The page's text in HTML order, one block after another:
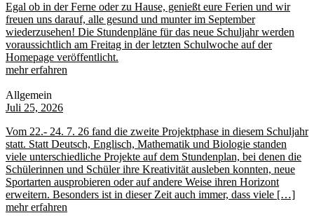
Egal ob in der Ferne oder zu Hause, genießt eure Ferien und wir
freuen uns darauf, alle gesund und munter im September
wiederzusehen! Die Stundenpläne für das neue Schuljahr werden
voraussichtlich am Freitag in der letzten Schulwoche auf der
Homepage veröffentlicht.
mehr erfahren
Allgemein
Juli 25, 2026
Vom 22.- 24. 7. 26 fand die zweite Projektphase in diesem Schuljahr
statt. Statt Deutsch, Englisch, Mathematik und Biologie standen
viele unterschiedliche Projekte auf dem Stundenplan, bei denen die
Schülerinnen und Schüler ihre Kreativität ausleben konnten, neue
Sportarten ausprobieren oder auf andere Weise ihren Horizont
erweitern. Besonders ist in dieser Zeit auch immer, dass viele […]
mehr erfahren